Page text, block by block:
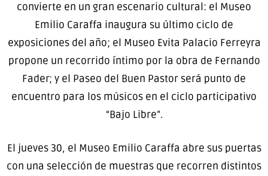
convierte en un gran escenario cultural: el Museo
Emilio Caraffa inaugura su último ciclo de
exposiciones del año; el Museo Evita Palacio Ferreyra
propone un recorrido íntimo por la obra de Fernando
Fader; y el Paseo del Buen Pastor será punto de
encuentro para los músicos en el ciclo participativo
“Bajo Libre”.
El jueves 30, el Museo Emilio Caraffa abre sus puertas
con una selección de muestras que recorren distintos